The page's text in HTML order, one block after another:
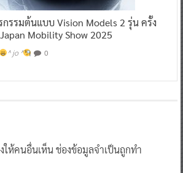
กรรมต้นแบบ Vision Models 2 รุ่น ครั้ง
Mobility Show 2025
^ jo ^ 0
ให้คนอื่นเห็นช่องข้อมูลจำเป็นถูกทำ